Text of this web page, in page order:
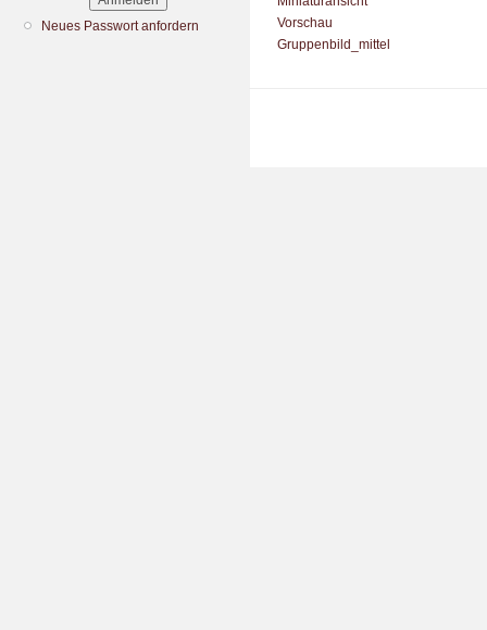
Neues Passwort anfordern
Vorschau
Gruppenbild_mittel